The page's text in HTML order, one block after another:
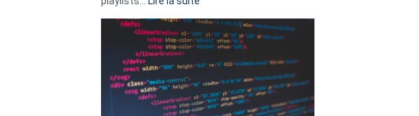
sans-
abri
en
3
secondes
Wrapped
2025
est
:
Le